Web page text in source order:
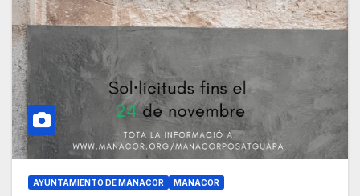
AYUNTAMIENTO DE MANACOR MANACOR